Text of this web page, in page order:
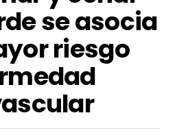
se asocia
riesgo